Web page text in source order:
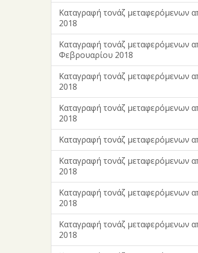
Kαταγραφή τονάζ μεταφερόμενων
2018
Kαταγραφή τονάζ μεταφερόμενων
Φεβρουαρίου 2018
Kαταγραφή τονάζ μεταφερόμενων
2018
Kαταγραφή τονάζ μεταφερόμενων
2018
Kαταγραφή τονάζ μεταφερόμενων
Kαταγραφή τονάζ μεταφερόμενων
2018
Kαταγραφή τονάζ μεταφερόμενων
2018
Kαταγραφή τονάζ μεταφερόμενων
2018